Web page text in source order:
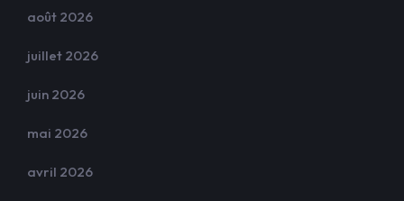
août 2026
juillet 2026
juin 2026
mai 2026
avril 2026